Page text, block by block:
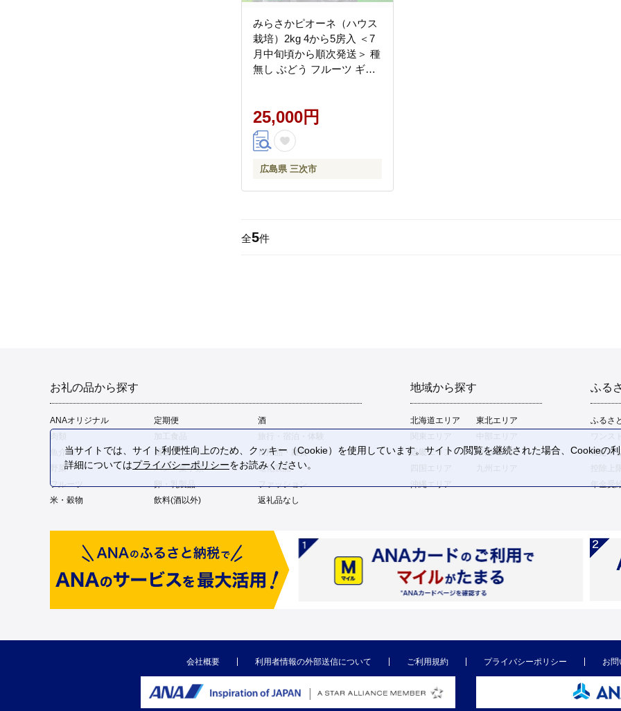
みらさかピオーネ（ハウス
栽培）2kg 4から5房入 ＜7
月中旬頃から順次発送＞ 種
無し ぶどう フルーツ ギフ
[APBE002]
25,000円
広島県 三次市
全5件
お礼の品から探す
ANAオリジナル 定期便
酒
加工食品
魚介類
麺類
日用品・雑貨
野菜
パン・菓子類
電化製品
フルーツ
卵・乳製品
ファッション
米・穀物
飲料(酒以外) 返礼品なし
地域から探す
北海道エリア
東北エリア
近畿エリア
中国エリア
沖縄エリア
ふる
ふるさ
ワンス
確定申
控除上
年金受
会社概要 利用者情報の外部送信について ご利用規約 プライバシーポリシー お問
当サイトでは、サイト利便性向上のため、クッキー（Cookie）を使用しています。サイトの閲覧を継続された場合、Cookieの
詳細についてはプライバシーポリシーをお読みください。